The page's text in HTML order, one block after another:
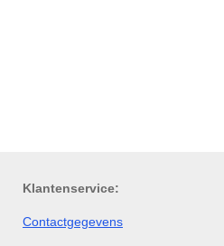
Klantenservice:
Contactgegevens